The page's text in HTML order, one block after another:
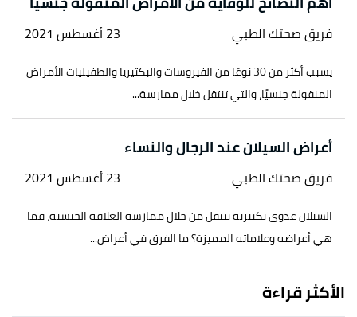
فريق صحتك الطبي 23 أغسطس 2021
يسبب أكثر من 30 نوعًا من الفيروسات والبكتيريا والطفيليات الأمراض
المنقولة جنسيًا، والتي تنتقل خلال ممارسة...
أعراض السيلان عند الرجال والنساء
فريق صحتك الطبي 23 أغسطس 2021
السيلان عدوى بكتيرية تنتقل من خلال ممارسة العلاقة الجنسية، فما
هي أعراضه وعلاماته المميزة؟ ما الفرق في أعراض...
الأكثر قراءة